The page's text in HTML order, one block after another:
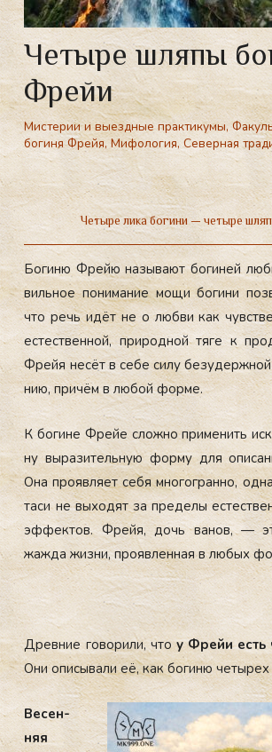
Четыре шляпы
Фрейи
Мистерии и выездные практикумы,
богиня Фрейя,Мифология,Северная
Четыре лика богини — четыре
Бо­гиню Фрейю на­зыва­ют бо­гиней
виль­ное по­нима­ние мо­щи бо­гини
что речь идёт не о люб­ви как
ес­тес­твен­ной, при­род­ной тя­ге к
Фрейя не­сёт в се­бе си­лу
нию, при­чём в лю­бой фор­ме.
К бо­гине Фрейе слож­но при­менить
ну вы­рази­тель­ную фор­му для
Она про­яв­ля­ет се­бя мно­гог­ранно,
та­си не вы­ходят за пре­делы
эф­фектов. Фрейя, дочь ва­нов, —
жаж­да жиз­ни, про­яв­ленная в лю­бых
Древ­ние го­вори­ли, чтоу Фрейи
Они опи­сыва­ли её, как бо­гиню че­тырех
Ве­сен­
няя